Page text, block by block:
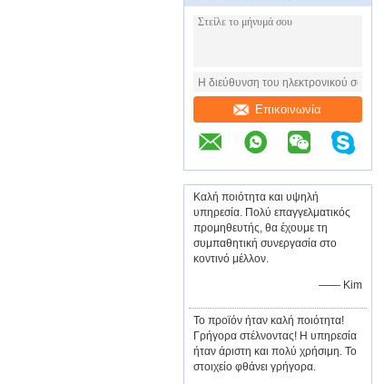
Επικοινωνία
Καλή ποιότητα και υψηλή
υπηρεσία. Πολύ επαγγελματικός
προμηθευτής, θα έχουμε τη
συμπαθητική συνεργασία στο
κοντινό μέλλον.
—— Kim
Το προϊόν ήταν καλή ποιότητα!
Γρήγορα στέλνοντας! Η υπηρεσία
ήταν άριστη και πολύ χρήσιμη. Το
στοιχείο φθάνει γρήγορα.